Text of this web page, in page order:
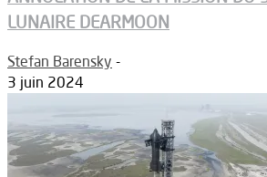
LUNAIRE DEARMOON
Stefan Barensky -
3 juin 2024